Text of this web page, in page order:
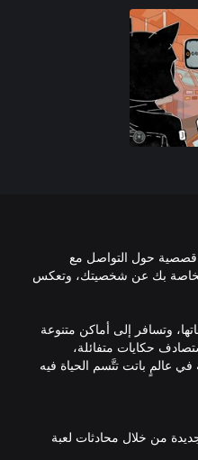
حول التواصل مع
بك عن شخصيتك، وتعكس
وتسافر إلى أماكن متنوعة
حكايات متفائلة،
عالمٍ باتت تتَّسم الحياة فيه
من خلال محادثات لعبة